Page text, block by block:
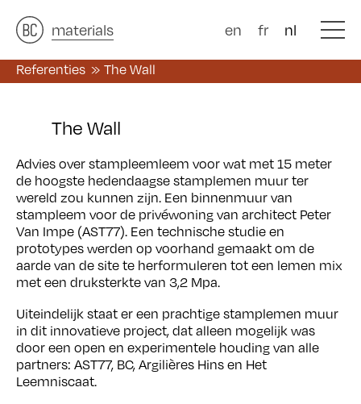
architects
materials en fr nl
Referenties The Wall
The Wall
Advies over stampleemleem voor wat met 15 meter
de hoogste hedendaagse stamplemen muur ter
wereld zou kunnen zijn. Een binnenmuur van
stampleem voor de privéwoning van architect Peter
Van Impe (AST77). Een technische studie en
prototypes werden op voorhand gemaakt om de
aarde van de site te herformuleren tot een lemen mix
met een druksterkte van 3,2 Mpa.
Uiteindelijk staat er een prachtige stamplemen muur
in dit innovatieve project, dat alleen mogelijk was
door een open en experimentele houding van alle
partners: AST77, BC, Argilières Hins en Het
Leemniscaat.